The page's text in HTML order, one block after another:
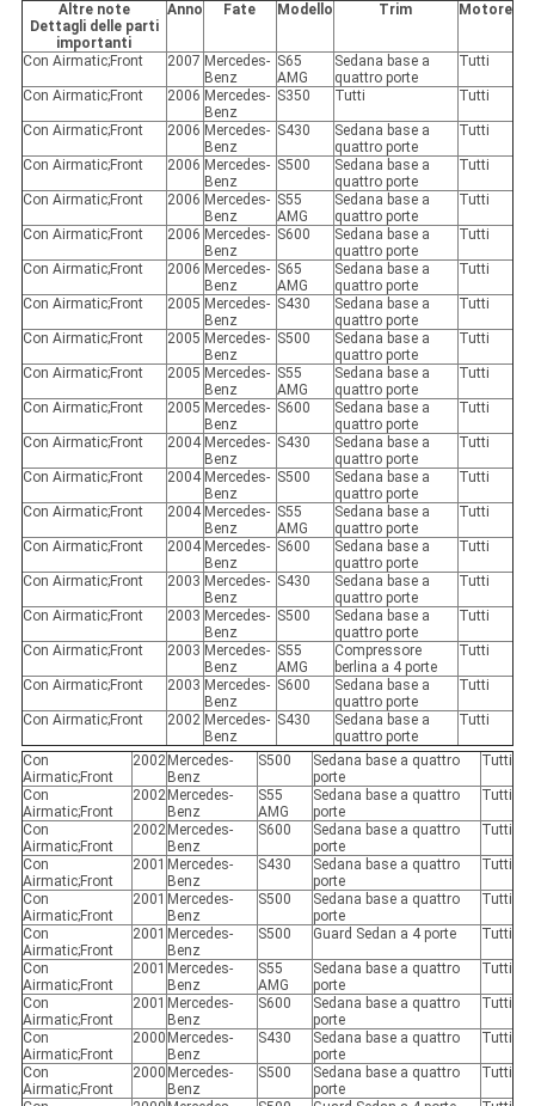
Altre note
Dettagli delle parti
importanti
Anno Fate Modello Trim Motore
Con Airmatic;Front 2007 Mercedes-
Benz
S65
AMG
Sedana base a
quattro porte
Tutti
Con Airmatic;Front 2006 Mercedes-
Benz
S350 Tutti Tutti
Con Airmatic;Front 2006 Mercedes-
Benz
S430
Sedana base a
quattro porte
Tutti
Con Airmatic;Front 2006 Mercedes-
Benz
S500
Sedana base a
quattro porte
Tutti
Con Airmatic;Front 2006 Mercedes-
Benz
S55
AMG
Sedana base a
quattro porte
Tutti
Con Airmatic;Front 2006 Mercedes-
Benz
S600
Sedana base a
quattro porte
Tutti
Con Airmatic;Front 2006 Mercedes-
Benz
S65
AMG
Sedana base a
quattro porte
Tutti
Con Airmatic;Front 2005 Mercedes-
Benz
S430
Sedana base a
quattro porte
Tutti
Con Airmatic;Front 2005 Mercedes-
Benz
S500
Sedana base a
quattro porte
Tutti
Con Airmatic;Front 2005 Mercedes-
Benz
S55
AMG
Sedana base a
quattro porte
Tutti
Con Airmatic;Front 2005 Mercedes-
Benz
S600
Sedana base a
quattro porte
Tutti
Con Airmatic;Front 2004 Mercedes-
Benz
S430
Sedana base a
quattro porte
Tutti
Con Airmatic;Front 2004 Mercedes-
Benz
S500
Sedana base a
quattro porte
Tutti
Con Airmatic;Front 2004 Mercedes-
Benz
S55
AMG
Sedana base a
quattro porte
Tutti
Con Airmatic;Front 2004 Mercedes-
Benz
S600
Sedana base a
quattro porte
Tutti
Con Airmatic;Front 2003 Mercedes-
Benz
S430
Sedana base a
quattro porte
Tutti
Con Airmatic;Front 2003 Mercedes-
Benz
S500
Sedana base a
quattro porte
Tutti
Con Airmatic;Front 2003 Mercedes-
Benz
S55
AMG
Compressore
berlina a 4 porte
Tutti
Con Airmatic;Front 2003 Mercedes-
Benz
S600
Sedana base a
quattro porte
Tutti
Con Airmatic;Front 2002 Mercedes-
Benz
S430
Sedana base a
quattro porte
Tutti
Con
Airmatic;Front
2002 Mercedes-
Benz
S500
Sedana base a quattro
porte
Tutti
Con
Airmatic;Front
2002 Mercedes-
Benz
S55
AMG
Sedana base a quattro
porte
Tutti
Con
Airmatic;Front
2002 Mercedes-
Benz
S600
Sedana base a quattro
porte
Tutti
Con
Airmatic;Front
2001 Mercedes-
Benz
S430
Sedana base a quattro
porte
Tutti
Con
Airmatic;Front
2001 Mercedes-
Benz
S500
Sedana base a quattro
porte
Tutti
Con
Airmatic;Front
2001 Mercedes-
Benz
S500 Guard Sedan a 4 porte Tutti
Con
Airmatic;Front
2001 Mercedes-
Benz
S55
AMG
Sedana base a quattro
porte
Tutti
Con
Airmatic;Front
2001 Mercedes-
Benz
S600
Sedana base a quattro
porte
Tutti
Con
Airmatic;Front
2000 Mercedes-
Benz
S430
Sedana base a quattro
porte
Tutti
Con
Airmatic;Front
2000 Mercedes-
Benz
S500
Sedana base a quattro
porte
Tutti